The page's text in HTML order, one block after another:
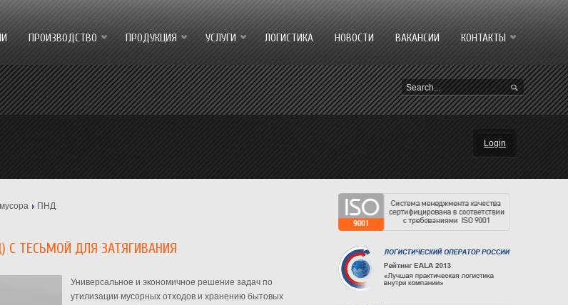
ПРОИЗВОДСТВО ПРОДУКЦИЯ УСЛУГИ ЛОГИСТИКА НОВОСТИ ВАКАНСИИ КОНТАКТЫ
Login
ПНД
ТЕСЬМОЙ ДЛЯ ЗАТЯГИВАНИЯ
Универсальное и экономичное решение задач по
утилизации мусорных отходов и хранению бытовых